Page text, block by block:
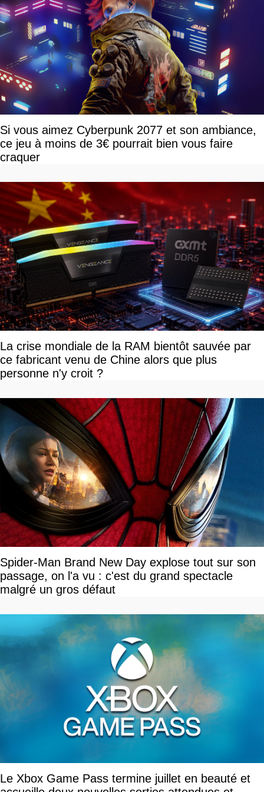
Si vous aimez Cyberpunk 2077 et son ambiance,
ce jeu à moins de 3€ pourrait bien vous faire
craquer
La crise mondiale de la RAM bientôt sauvée par
ce fabricant venu de Chine alors que plus
personne n'y croit ?
Spider-Man Brand New Day explose tout sur son
passage, on l'a vu : c'est du grand spectacle
malgré un gros défaut
Le Xbox Game Pass termine juillet en beauté et